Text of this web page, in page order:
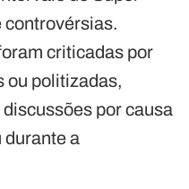
controvérsias.
criticadas por
ou politizadas,
por causa
durante a